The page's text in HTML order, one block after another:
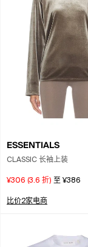
ESSENTIALS
CLASSIC 长袖上装
¥306 (3.6 折) 至 ¥386
比价2家电商